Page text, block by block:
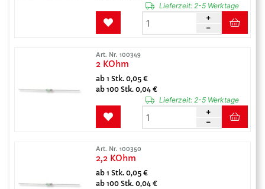
Lieferzeit:2-5 Werktage
Art. Nr. 100349
2 KOhm
ab 1 Stk. 0,05 €
ab 100 Stk. 0,04 €
Lieferzeit:2-5 Werktage
Art. Nr. 100350
2,2 KOhm
ab 1 Stk. 0,05 €
ab 100 Stk. 0,04 €